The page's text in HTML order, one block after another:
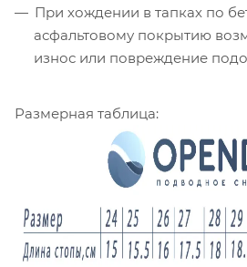
При хождении в тапках по
асфальтовому покрытию
износ или повреждение
Размерная таблица: